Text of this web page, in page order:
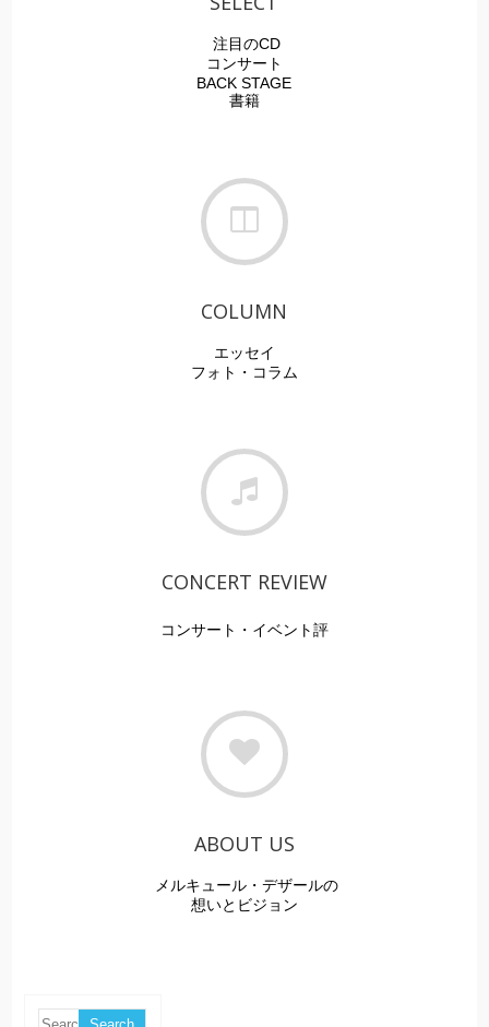
注目のCD
コンサート
BACK STAGE
書籍
COLUMN
エッセイ
フォト・ コラム
CONCERT REVIEW
コンサート・イベント評
ABOUT US
メルキュール・デザールの
想いとビジョン